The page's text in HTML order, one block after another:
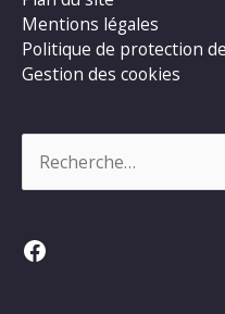
Mentions légales
Politique de protection
Gestion des cookies
Facebook